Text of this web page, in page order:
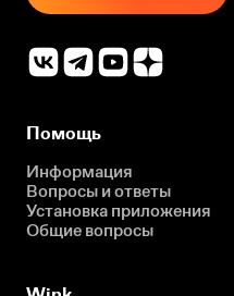
Помощь
Информация
Вопросы и ответы
Установка приложения
Общие вопросы